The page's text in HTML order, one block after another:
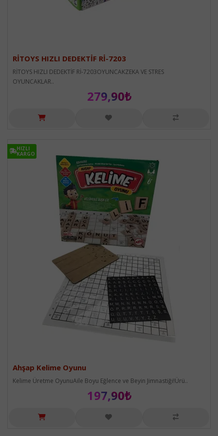
RİTOYS HIZLI DEDEKTİF Rİ-7203
RİTOYS HIZLI DEDEKTİF Rİ-7203OYUNCAKZEKA VE STRES
OYUNCAKLAR..
279,90₺
HIZLI
KARGO
HIZLI
KARGO
Ahşap Kelime Oyunu
Kelime Üretme OyunuAile Boyu Eğlence ve Beyin Jimnastiği!Ürü..
197,90₺